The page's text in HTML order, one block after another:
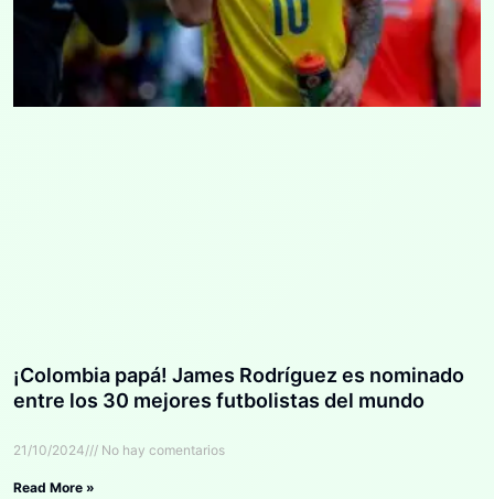
¡Colombia papá! James Rodríguez es nominado
entre los 30 mejores futbolistas del mundo
21/10/2024 No hay comentarios
Read More »